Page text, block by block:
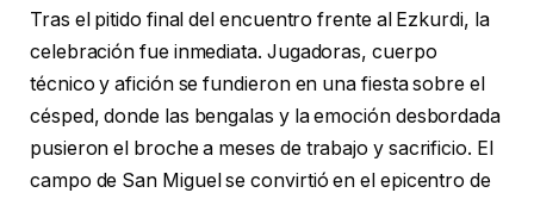
Tras el pitido final del encuentro frente al Ezkurdi, la
celebración fue inmediata. Jugadoras, cuerpo
técnico y afición se fundieron en una fiesta sobre el
césped, donde las bengalas y la emoción desbordada
pusieron el broche a meses de trabajo y sacrificio. El
campo de San Miguel se convirtió en el epicentro de